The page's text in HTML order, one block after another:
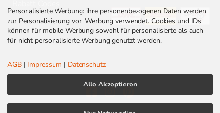
Personalisierte Werbung: ihre personenbezogenen Daten werden
zur Personalisierung von Werbung verwendet. Cookies und IDs
können für mobile Werbung sowohl für personalisierte als auch
für nicht personalisierte Werbung genutzt werden.
AGB | Impressum | Datenschutz
Alle Akzeptieren